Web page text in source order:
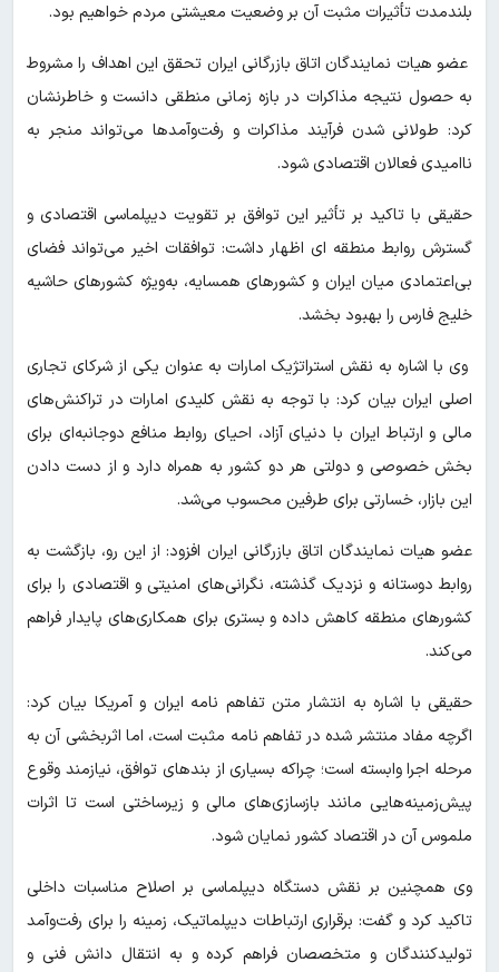
بلندمدت تأثیرات مثبت آن بر وضعیت معیشتی مردم خواهیم بود.
عضو هیات نمایندگان اتاق بازرگانی ایران تحقق این اهداف را مشروط
به حصول نتیجه مذاکرات در بازه زمانی منطقی دانست و خاطرنشان
کرد: طولانی شدن فرآیند مذاکرات و رفت‌وآمدها می‌تواند منجر به
ناامیدی فعالان اقتصادی شود.
حقیقی با تاکید بر تأثیر این توافق بر تقویت دیپلماسی اقتصادی و
گسترش روابط منطقه ای اظهار داشت: توافقات اخیر می‌تواند فضای
بی‌اعتمادی میان ایران و کشورهای همسایه، به‌ویژه کشورهای حاشیه
خلیج فارس را بهبود بخشد.
وی با اشاره به نقش استراتژیک امارات به عنوان یکی از شرکای تجاری
اصلی ایران بیان کرد: با توجه به نقش کلیدی امارات در تراکنش‌های
مالی و ارتباط ایران با دنیای آزاد، احیای روابط منافع دوجانبه‌ای برای
بخش خصوصی و دولتی هر دو کشور به همراه دارد و از دست دادن
این بازار، خسارتی برای طرفین محسوب می‌شد.
عضو هیات نمایندگان اتاق بازرگانی ایران افزود: از این رو، بازگشت به
روابط دوستانه و نزدیک گذشته، نگرانی‌های امنیتی و اقتصادی را برای
کشورهای منطقه کاهش داده و بستری برای همکاری‌های پایدار فراهم
می‌کند.
حقیقی با اشاره به انتشار متن تفاهم نامه ایران و آمریکا بیان کرد:
اگرچه مفاد منتشر شده در تفاهم نامه مثبت است، اما اثربخشی آن به
مرحله اجرا وابسته است؛ چراکه بسیاری از بندهای توافق، نیازمند وقوع
پیش‌زمینه‌هایی مانند بازسازی‌های مالی و زیرساختی است تا اثرات
ملموس آن در اقتصاد کشور نمایان شود.
وی همچنین بر نقش دستگاه دیپلماسی بر اصلاح مناسبات داخلی
تاکید کرد و گفت: برقراری ارتباطات دیپلماتیک، زمینه را برای رفت‌وآمد
تولیدکنندگان و متخصصان فراهم کرده و به انتقال دانش فنی و